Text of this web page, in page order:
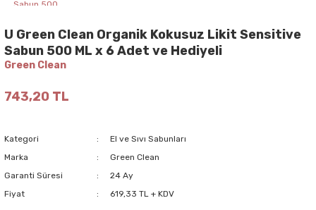
U Green Clean Organik Kokusuz Likit Sensitive
Sabun 500 ML x 6 Adet ve Hediyeli
Green Clean
743,20 TL
Kategori
El ve Sıvı Sabunları
Marka
Green Clean
Garanti Süresi
24 Ay
Fiyat
619,33 TL + KDV